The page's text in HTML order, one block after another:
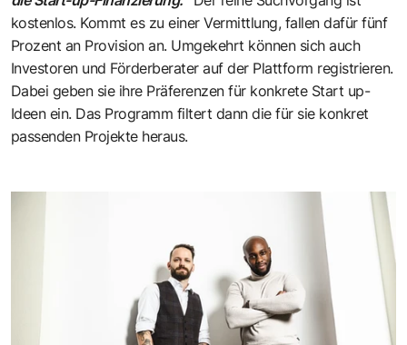
kostenlos. Kommt es zu einer Vermittlung, fallen dafür fünf
Prozent an Provision an. Umgekehrt können sich auch
Investoren und Förderberater auf der Plattform registrieren.
Dabei geben sie ihre Präferenzen für konkrete Start up-
Ideen ein. Das Programm filtert dann die für sie konkret
passenden Projekte heraus.